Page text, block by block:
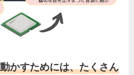
かすためには、たくさん